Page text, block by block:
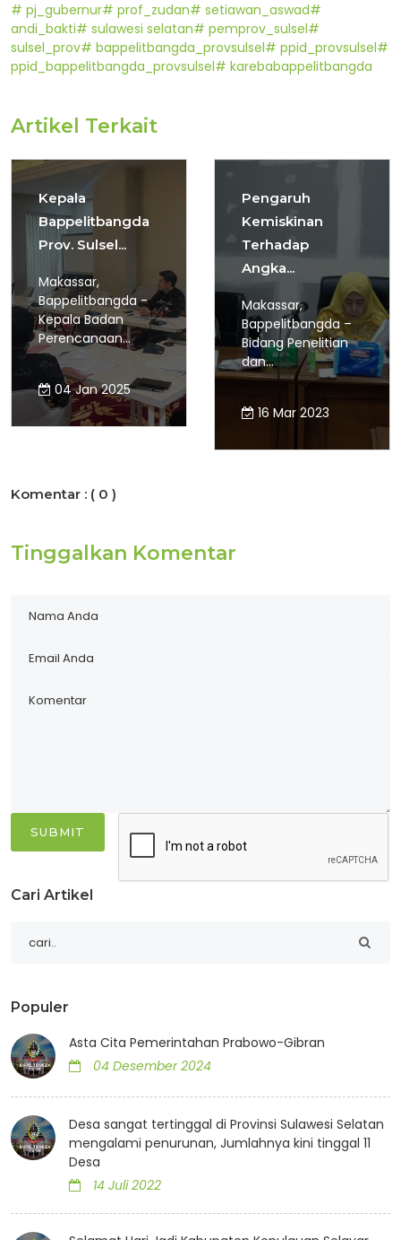
# pj_gubernur# prof_zudan# setiawan_aswad#
andi_bakti# sulawesi selatan# pemprov_sulsel#
sulsel_prov# bappelitbangda_provsulsel# ppid_provsulsel#
ppid_bappelitbangda_provsulsel# karebabappelitbangda
Artikel Terkait
Kepala
Bappelitbangda
Prov. Sulsel...
Makassar,
Bappelitbangda -
Kepala Badan
Perencanaan...
04 Jan 2025
Pengaruh
Kemiskinan
Terhadap
Angka...
Makassar,
Bappelitbangda –
Bidang Penelitian
dan...
16 Mar 2023
Komentar : ( 0 )
Tinggalkan Komentar
SUBMIT
Cari Artikel
Populer
Asta Cita Pemerintahan Prabowo-Gibran
04 Desember 2024
Desa sangat tertinggal di Provinsi Sulawesi Selatan
mengalami penurunan, Jumlahnya kini tinggal 11
Desa
14 Juli 2022